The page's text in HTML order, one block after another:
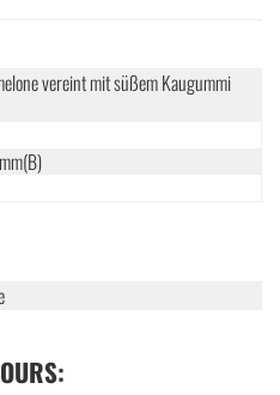
vereint mit süßem Kaugummi